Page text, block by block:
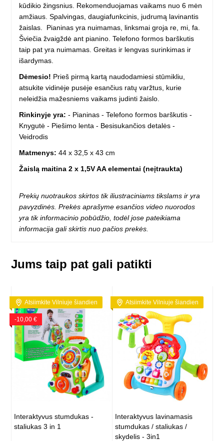
kūdikio žingsnius. Rekomenduojamas vaikams nuo 6 mėn
amžiaus. Spalvingas, daugiafunkcinis, judrumą lavinantis
žaislas. Pianinas yra nuimamas, linksmai groja re, mi, fa.
Šviečia žvaigždė ant pianino. Telefono formos barškutis
taip pat yra nuimamas. Greitas ir lengvas surinkimas ir
išardymas.
Dėmesio! Prieš pirmą kartą naudodamiesi stūmikliu,
atsukite vidinėje pusėje esančius ratų varžtus, kurie
neleidžia mažesniems vaikams judinti žaislo.
Rinkinyje yra: - Pianinas - Telefono formos barškutis -
Knygutė - Piešimo lenta - Besisukančios detalės -
Veidrodis
Matmenys:44 x 32,5 x 43 cm
Žaislą maitina 2 x 1,5V AA elementai (neįtraukta)
Prekių nuotraukos skirtos tik iliustraciniams tikslams ir yra
pavyzdinės. Prekės aprašyme esančios video nuorodos
yra tik informacinio pobūdžio, todėl jose pateikiama
informacija gali skirtis nuo pačios prekės.
Jums taip pat gali patikti
Atsiimkite Vilniuje šiandien
-10,00 €
Interaktyvus stumdukas -
staliukas 3 in 1
Atsiimkite Vilniuje šiandien
Interaktyvus lavinamasis
stumdukas / staliukas /
skydelis - 3in1